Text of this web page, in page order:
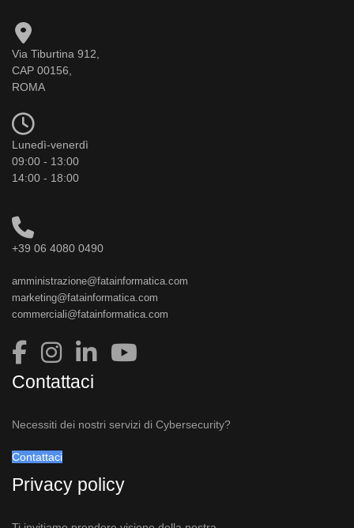
Via Tiburtina 912,
CAP 00156,
ROMA
Lunedì-venerdì
09:00 - 13:00
14:00 - 18:00
+39 06 4080 0490
amministrazione@fatainformatica.com
marketing@fatainformatica.com
commerciali@fatainformatica.com
Contattaci
Necessiti dei nostri servizi di Cybersecurity?
Contattaci
Privacy policy